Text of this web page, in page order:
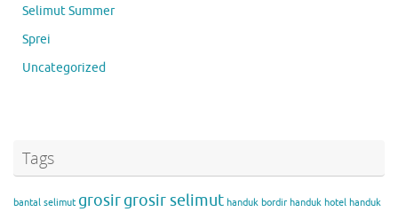
Selimut Summer
Sprei
Uncategorized
Tags
bantal selimut grosirgrosir selimut handuk bordir handuk hotel handuk